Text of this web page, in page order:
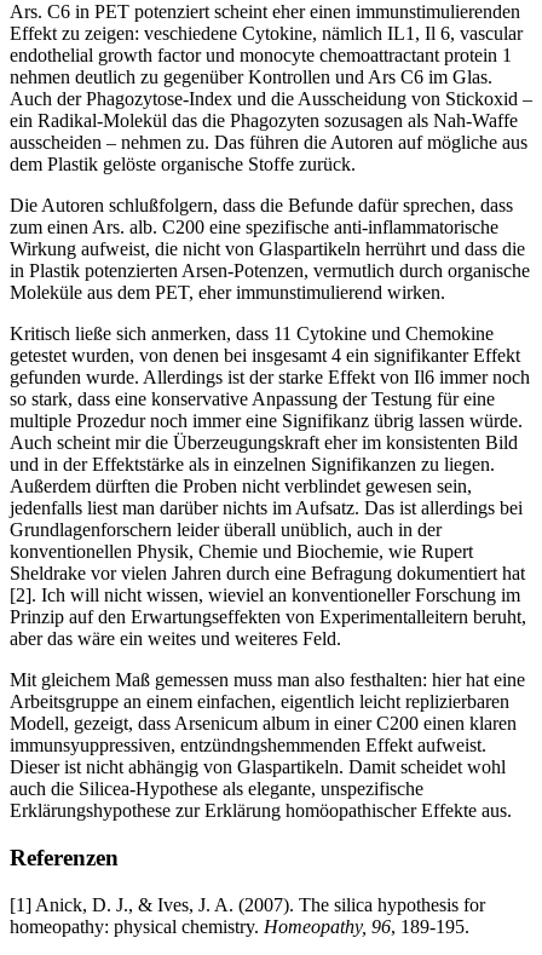
Ars. C6 in PET potenziert scheint eher einen immunstimulierenden
Effekt zu zeigen: veschiedene Cytokine, nämlich IL1, Il 6, vascular
endothelial growth factor und monocyte chemoattractant protein 1
nehmen deutlich zu gegenüber Kontrollen und Ars C6 im Glas.
Auch der Phagozytose-Index und die Ausscheidung von Stickoxid –
ein Radikal-Molekül das die Phagozyten sozusagen als Nah-Waffe
ausscheiden – nehmen zu. Das führen die Autoren auf mögliche aus
dem Plastik gelöste organische Stoffe zurück.
Die Autoren schlußfolgern, dass die Befunde dafür sprechen, dass
zum einen Ars. alb. C200 eine spezifische anti-inflammatorische
Wirkung aufweist, die nicht von Glaspartikeln herrührt und dass die
in Plastik potenzierten Arsen-Potenzen, vermutlich durch organische
Moleküle aus dem PET, eher immunstimulierend wirken.
Kritisch ließe sich anmerken, dass 11 Cytokine und Chemokine
getestet wurden, von denen bei insgesamt 4 ein signifikanter Effekt
gefunden wurde. Allerdings ist der starke Effekt von Il6 immer noch
so stark, dass eine konservative Anpassung der Testung für eine
multiple Prozedur noch immer eine Signifikanz übrig lassen würde.
Auch scheint mir die Überzeugungskraft eher im konsistenten Bild
und in der Effektstärke als in einzelnen Signifikanzen zu liegen.
Außerdem dürften die Proben nicht verblindet gewesen sein,
jedenfalls liest man darüber nichts im Aufsatz. Das ist allerdings bei
Grundlagenforschern leider überall unüblich, auch in der
konventionellen Physik, Chemie und Biochemie, wie Rupert
Sheldrake vor vielen Jahren durch eine Befragung dokumentiert hat
[2]. Ich will nicht wissen, wieviel an konventioneller Forschung im
Prinzip auf den Erwartungseffekten von Experimentalleitern beruht,
aber das wäre ein weites und weiteres Feld.
Mit gleichem Maß gemessen muss man also festhalten: hier hat eine
Arbeitsgruppe an einem einfachen, eigentlich leicht replizierbaren
Modell, gezeigt, dass Arsenicum album in einer C200 einen klaren
immunsyuppressiven, entzündngshemmenden Effekt aufweist.
Dieser ist nicht abhängig von Glaspartikeln. Damit scheidet wohl
auch die Silicea-Hypothese als elegante, unspezifische
Erklärungshypothese zur Erklärung homöopathischer Effekte aus.
Referenzen
[1] Anick, D. J., & Ives, J. A. (2007). The silica hypothesis for
homeopathy: physical chemistry. Homeopathy, 96, 189-195.